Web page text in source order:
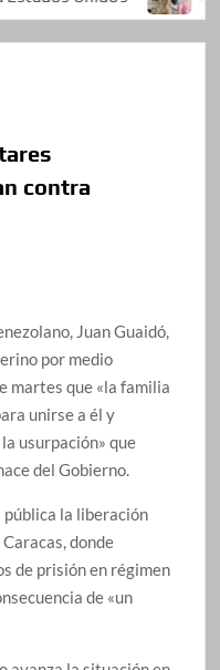
contra
Juan Guaidó,
por medio
martes que «la familia
unirse a él y
usurpación» que
del Gobierno.
pública la liberación
donde
de prisión en régimen
de «un